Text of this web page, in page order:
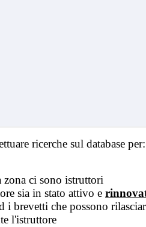
ricerche sul database per:
zona ci sono istruttori
sia in stato attivo e
i brevetti che possono
l'istruttore